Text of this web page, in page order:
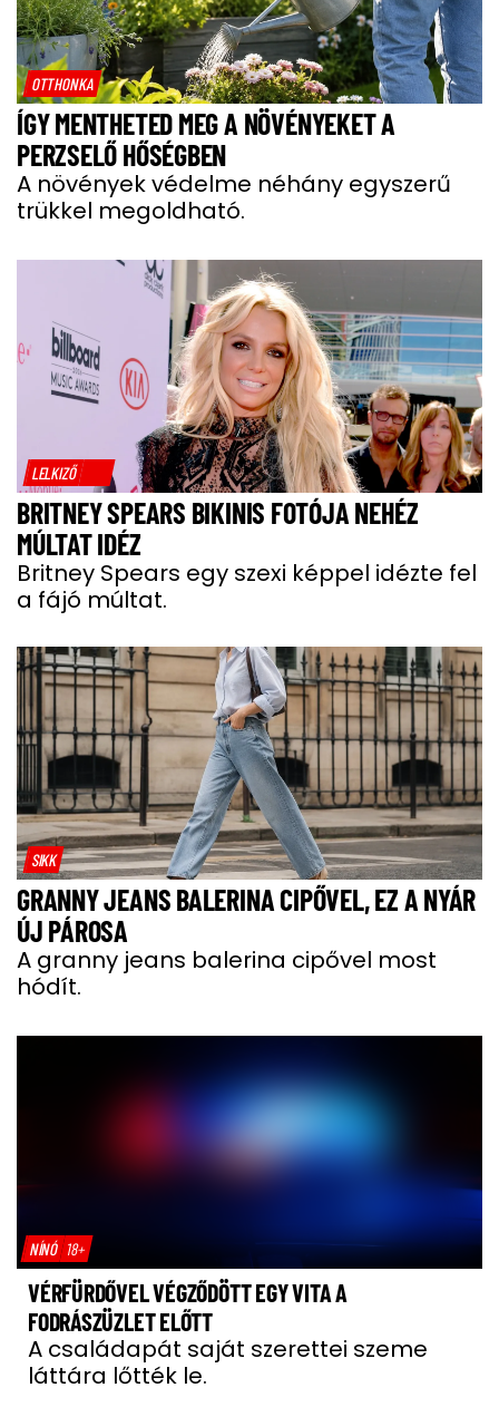
OTTHONKA
ÍGY MENTHETED MEG A NÖVÉNYEKET A
PERZSELŐ HŐSÉGBEN
A növények védelme néhány egyszerű
trükkel megoldható.
LELKIZŐ
BRITNEY SPEARS BIKINIS FOTÓJA NEHÉZ
MÚLTAT IDÉZ
Britney Spears egy szexi képpel idézte fel
a fájó múltat.
SIKK
GRANNY JEANS BALERINA CIPŐVEL, EZ A NYÁR
ÚJ PÁROSA
A granny jeans balerina cipővel most
hódít.
NÍNÓ 18+
VÉRFÜRDŐVEL VÉGZŐDÖTT EGY VITA A
FODRÁSZÜZLET ELŐTT
A családapát saját szerettei szeme
láttára lőtték le.